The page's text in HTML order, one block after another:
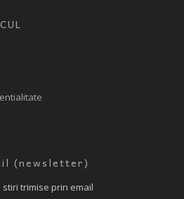
(newsletter)
trimise prin email